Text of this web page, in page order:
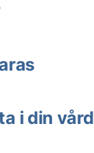
i din vård